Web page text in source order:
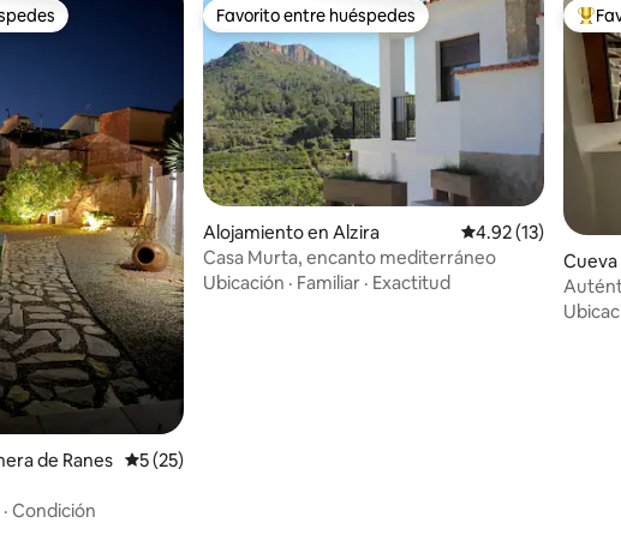
55 reseñas
de Ranes Calificación promedio: 5 de 5, 25 reseñas
5 (25)
· Condición
Favorito entre huéspedes
Favorito entre huéspedes
Alojamiento en Alzira Calificación
4.92 (13)
Casa Murta, encanto mediterráneo
Ubicación · Familiar · Exactitud
L'Aljub